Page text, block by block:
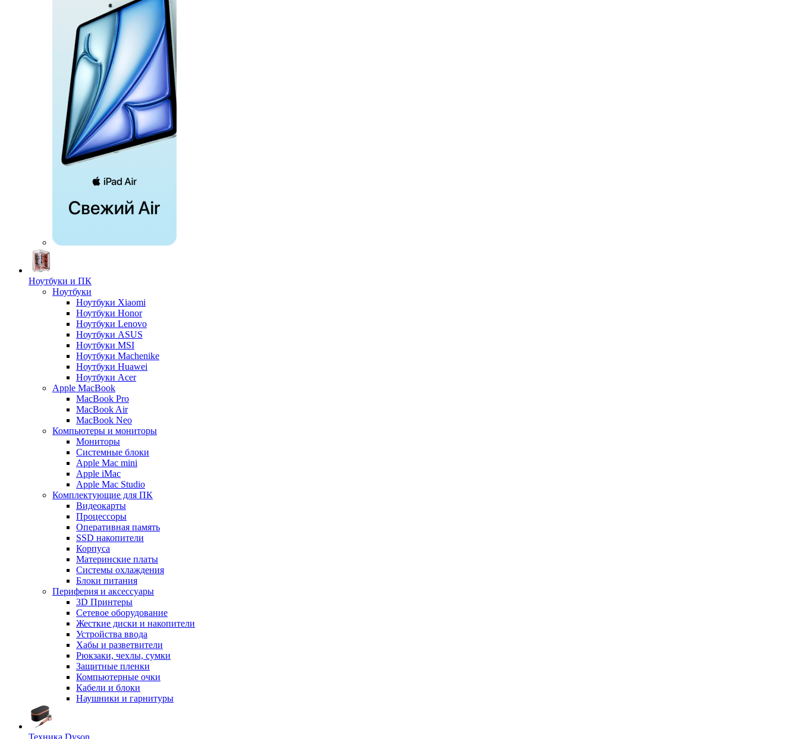
Ноутбуки и ПК
Ноутбуки
Ноутбуки Xiaomi
Ноутбуки Honor
Ноутбуки Lenovo
Ноутбуки ASUS
Ноутбуки MSI
Ноутбуки Machenike
Ноутбуки Huawei
Ноутбуки Acer
Apple MacBook
MacBook Pro
MacBook Air
MacBook Neo
Компьютеры и мониторы
Мониторы
Системные блоки
Apple Mac mini
Apple iMac
Apple Mac Studio
Комплектующие для ПК
Видеокарты
Процессоры
Оперативная память
SSD накопители
Корпуса
Материнские платы
Системы охлаждения
Блоки питания
Периферия и аксессуары
3D Принтеры
Сетевое оборудование
Жесткие диски и накопители
Устройства ввода
Хабы и разветвители
Рюкзаки, чехлы, сумки
Защитные пленки
Компьютерные очки
Кабели и блоки
Наушники и гарнитуры
Техника Dyson